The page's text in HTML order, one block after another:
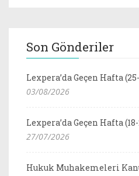
Son Gönderiler
Lexpera’da Geçen Hafta
03/08/2026
Lexpera’da Geçen Hafta
27/07/2026
Hukuk Muhakemeleri